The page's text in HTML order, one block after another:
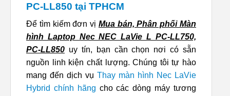
PC-LL850 tại TPHCM
Để tìm kiếm đơn vị Mua bán, Phân phối Màn
hình Laptop Nec NEC LaVie L PC-LL750,
PC-LL850 uy tín, bạn cần chọn nơi có sẵn
nguồn linh kiện chất lượng. Chúng tôi tự hào
mang đến dịch vụ Thay màn hình Nec LaVie
Hybrid chính hãng cho các dòng máy tương